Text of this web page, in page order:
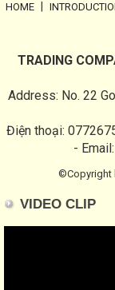
HOME
TRADING
Address: No. 22
Điện thoại:
-
©Copyright
VIDEO CLIP